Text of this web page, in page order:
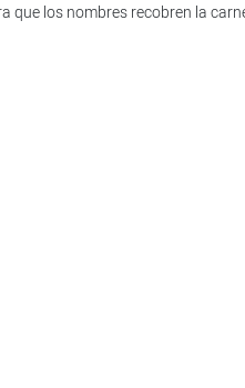
que los nombres recobren la